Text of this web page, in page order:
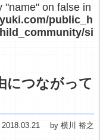
"name" on false in
public_h
si
につながって
2018.03.21 by 横川 裕之